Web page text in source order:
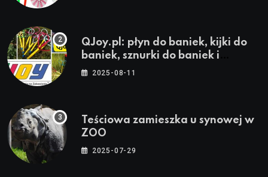
QJoy.pl: płyn do baniek, kijki do
baniek, sznurki do baniek i
zestawy do baniek
2025-08-11
Teściowa zamieszka u synowej w
ZOO
2025-07-29